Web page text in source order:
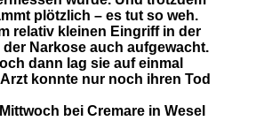
plötzlich – es tut so weh.
relativ kleinen Eingriff in der
Narkose auch aufgewacht.
dann lag sie auf einmal
konnte nur noch ihren Tod
bei Cremare in Wesel